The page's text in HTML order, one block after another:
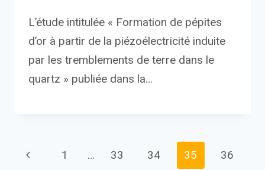
L’étude intitulée « Formation de pépites
d’or à partir de la piézoélectricité induite
par les tremblements de terre dans le
quartz » publiée dans la…
Page
Previous
1 … 33 34 35
36